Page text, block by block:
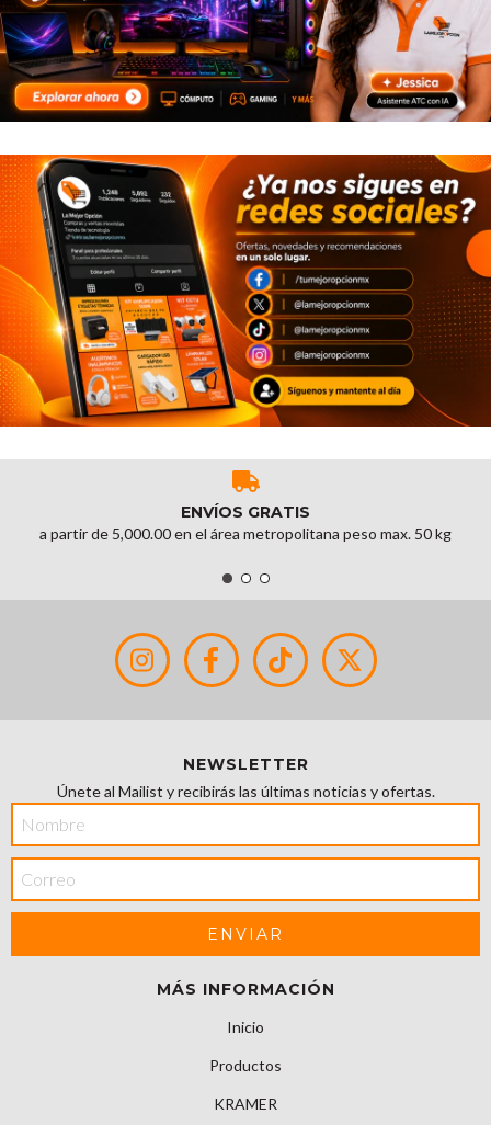
ENVÍOS GRATIS
a partir de 5,000.00 en el área metropolitana peso max. 50 kg
NEWSLETTER
Únete al Mailist y recibirás las últimas noticias y ofertas.
MÁS INFORMACIÓN
Inicio
Productos
KRAMER